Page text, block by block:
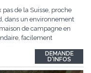
pas de la Suisse, proche
dans un environnement
de campagne en
facilement
clôturé de plus
DEMANDE
D'INFOS